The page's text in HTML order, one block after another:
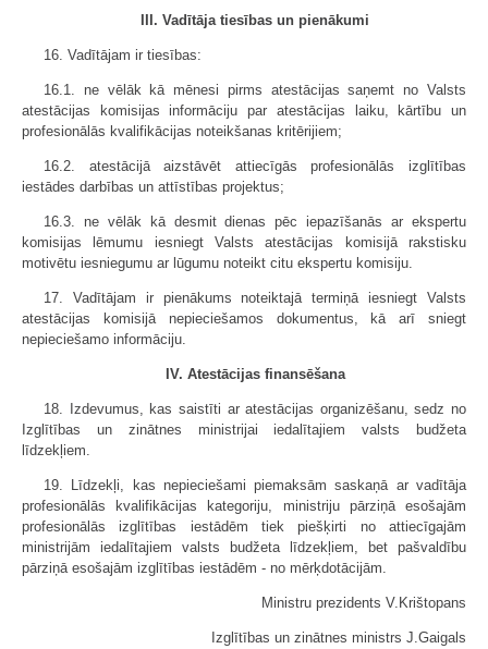
III. Vadītāja tiesības un pienākumi
16. Vadītājam ir tiesības:
16.1. ne vēlāk kā mēnesi pirms atestācijas saņemt no Valsts
atestācijas komisijas informāciju par atestācijas laiku, kārtību un
profesionālās kvalifikācijas noteikšanas kritērijiem;
16.2. atestācijā aizstāvēt attiecīgās profesionālās izglītības
iestādes darbības un attīstības projektus;
16.3. ne vēlāk kā desmit dienas pēc iepazīšanās ar ekspertu
komisijas lēmumu iesniegt Valsts atestācijas komisijā rakstisku
motivētu iesniegumu ar lūgumu noteikt citu ekspertu komisiju.
17. Vadītājam ir pienākums noteiktajā termiņā iesniegt Valsts
atestācijas komisijā nepieciešamos dokumentus, kā arī sniegt
nepieciešamo informāciju.
IV. Atestācijas finansēšana
18. Izdevumus, kas saistīti ar atestācijas organizēšanu, sedz no
Izglītības un zinātnes ministrijai iedalītajiem valsts budžeta
līdzekļiem.
19. Līdzekļi, kas nepieciešami piemaksām saskaņā ar vadītāja
profesionālās kvalifikācijas kategoriju, ministriju pārziņā esošajām
profesionālās izglītības iestādēm tiek piešķirti no attiecīgajām
ministrijām iedalītajiem valsts budžeta līdzekļiem, bet pašvaldību
pārziņā esošajām izglītības iestādēm - no mērķdotācijām.
Ministru prezidents V.Krištopans
Izglītības un zinātnes ministrs J.Gaigals